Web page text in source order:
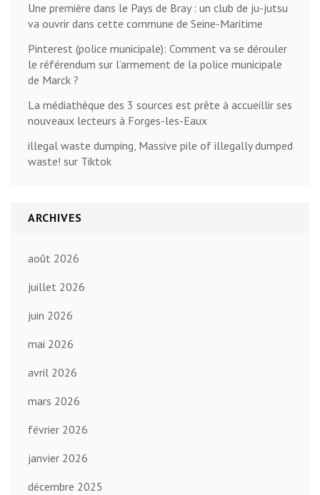
Une première dans le Pays de Bray : un club de ju-jutsu
va ouvrir dans cette commune de Seine-Maritime
Pinterest (police municipale): Comment va se dérouler
le référendum sur l’armement de la police municipale
de Marck ?
La médiathèque des 3 sources est prête à accueillir ses
nouveaux lecteurs à Forges-les-Eaux
illegal waste dumping, Massive pile of illegally dumped
waste! sur Tiktok
ARCHIVES
août 2026
juillet 2026
juin 2026
mai 2026
avril 2026
mars 2026
février 2026
janvier 2026
décembre 2025